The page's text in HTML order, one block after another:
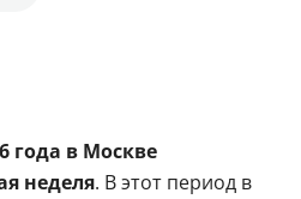
года в Москве
неделя. В этот период в